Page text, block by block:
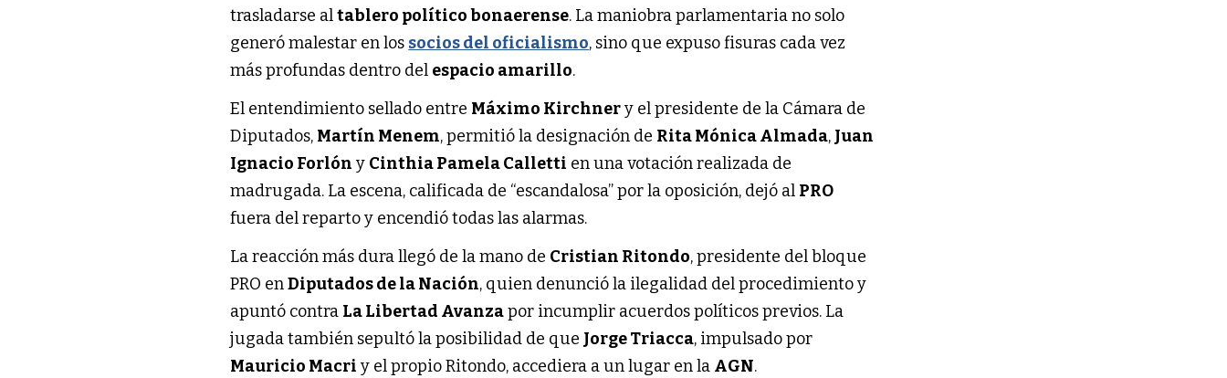
trasladarse altablero político bonaerense. La maniobra parlamentaria no solo
generó malestar en los socios del oficialismo, sino que expuso fisuras cada vez
más profundas dentro del espacio amarillo.
El entendimiento sellado entre Máximo Kirchnery el presidente de la Cámara de
Diputados, Martín Menem, permitió la designación de Rita Mónica Almada, Juan
Ignacio Forlón y Cinthia Pamela Calletti en una votación realizada de
madrugada. La escena, calificada de “escandalosa” por la oposición, dejó al PRO
fuera del reparto y encendió todas las alarmas.
La reacción más dura llegó de la mano de Cristian Ritondo, presidente del bloque
PRO enDiputados de la Nación, quien denunció la ilegalidad del procedimiento y
apuntó contra La Libertad Avanzapor incumplir acuerdos políticos previos. La
jugada también sepultó la posibilidad de que Jorge Triacca, impulsado por
Mauricio Macri y el propio Ritondo, accediera a un lugar en la AGN.